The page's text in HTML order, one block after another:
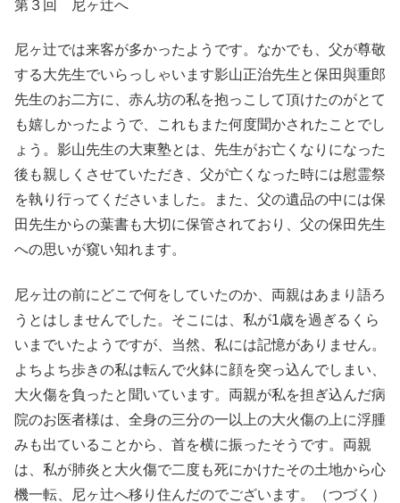
第３回 尼ヶ辻へ
尼ヶ辻では来客が多かったようです。なかでも、父が尊敬
する大先生でいらっしゃいます影山正治先生と保田與重郎
先生のお二方に、赤ん坊の私を抱っこして頂けたのがとて
も嬉しかったようで、これもまた何度聞かされたことでし
ょう。影山先生の大東塾とは、先生がお亡くなりになった
後も親しくさせていただき、父が亡くなった時には慰霊祭
を執り行ってくださいました。また、父の遺品の中には保
田先生からの葉書も大切に保管されており、父の保田先生
への思いが窺い知れます。
尼ヶ辻の前にどこで何をしていたのか、両親はあまり語ろ
うとはしませんでした。そこには、私が1歳を過ぎるくら
いまでいたようですが、当然、私には記憶がありません。
よちよち歩きの私は転んで火鉢に顔を突っ込んでしまい、
大火傷を負ったと聞いています。両親が私を担ぎ込んだ病
院のお医者様は、全身の三分の一以上の大火傷の上に浮腫
みも出ていることから、首を横に振ったそうです。両親
は、私が肺炎と大火傷で二度も死にかけたその土地から心
機一転、尼ヶ辻へ移り住んだのでございます。（つづく）